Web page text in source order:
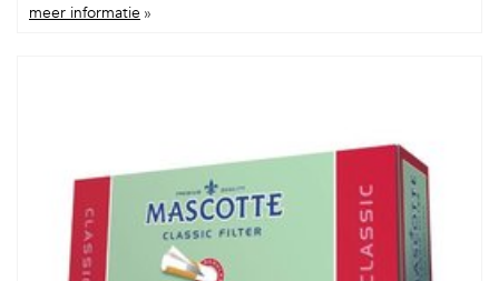
meer informatie »